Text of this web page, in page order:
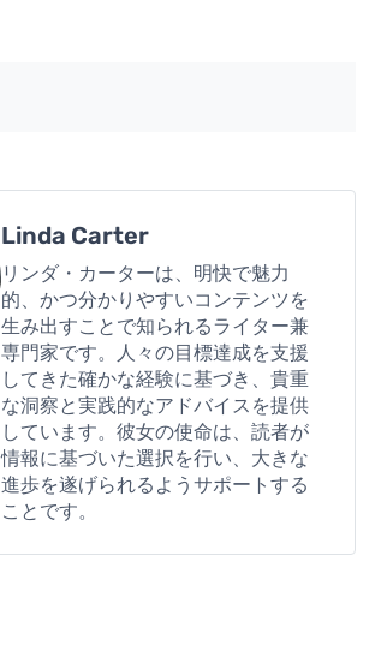
Linda Carter
リンダ・カーターは、明快で魅力
的、かつ分かりやすいコンテンツを
生み出すことで知られるライター兼
専門家です。人々の目標達成を支援
してきた確かな経験に基づき、貴重
な洞察と実践的なアドバイスを提供
しています。彼女の使命は、読者が
情報に基づいた選択を行い、大きな
進歩を遂げられるようサポートする
ことです。